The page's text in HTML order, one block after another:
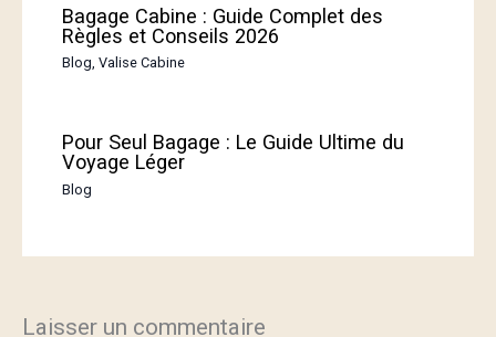
Bagage Cabine : Guide Complet des
Règles et Conseils 2026
Blog,Valise Cabine
Pour Seul Bagage : Le Guide Ultime du
Voyage Léger
Blog
Laisser un commentaire